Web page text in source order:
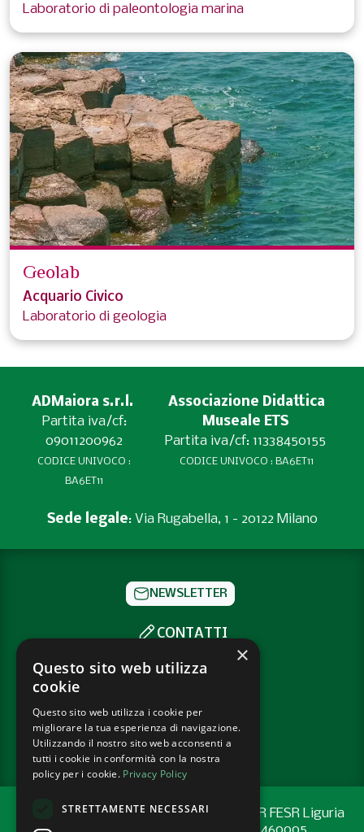
Laboratorio di paleontologia marina
Geolab
Acquario Civico
Laboratorio di geologia
ADMaiora s.r.l.
Partita iva/cf:
09011200962
CODICE UNIVOCO :
BA6ET11
Associazione Didattica
Museale ETS
Partita iva/cf: 11338450155
CODICE UNIVOCO : BA6ET11
Sede legale: Via Rugabella, 1 - 20122 Milano
NEWSLETTER
CONTATTI
SOCIAL
PRIVACY POLICY
COOKIE POLICY
Progetto cofinanziato con risorse del PR FESR Liguria
×
Questo sito web utilizza
cookie
Questo sito web utilizza i cookie per
migliorare la tua esperienza di navigazione.
Utilizzando il nostro sito web acconsenti a
tutti i cookie in conformità con la nostra
policy per i cookie. Privacy Policy
STRETTAMENTE NECESSARI